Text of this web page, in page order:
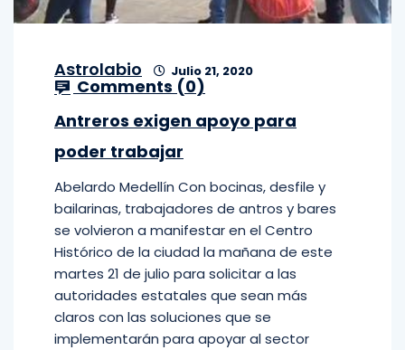
Astrolabio Julio 21, 2020
Comments (0)
Antreros exigen apoyo para
poder trabajar
Abelardo Medellín Con bocinas, desfile y
bailarinas, trabajadores de antros y bares
se volvieron a manifestar en el Centro
Histórico de la ciudad la mañana de este
martes 21 de julio para solicitar a las
autoridades estatales que sean más
claros con las soluciones que se
implementarán para apoyar al sector